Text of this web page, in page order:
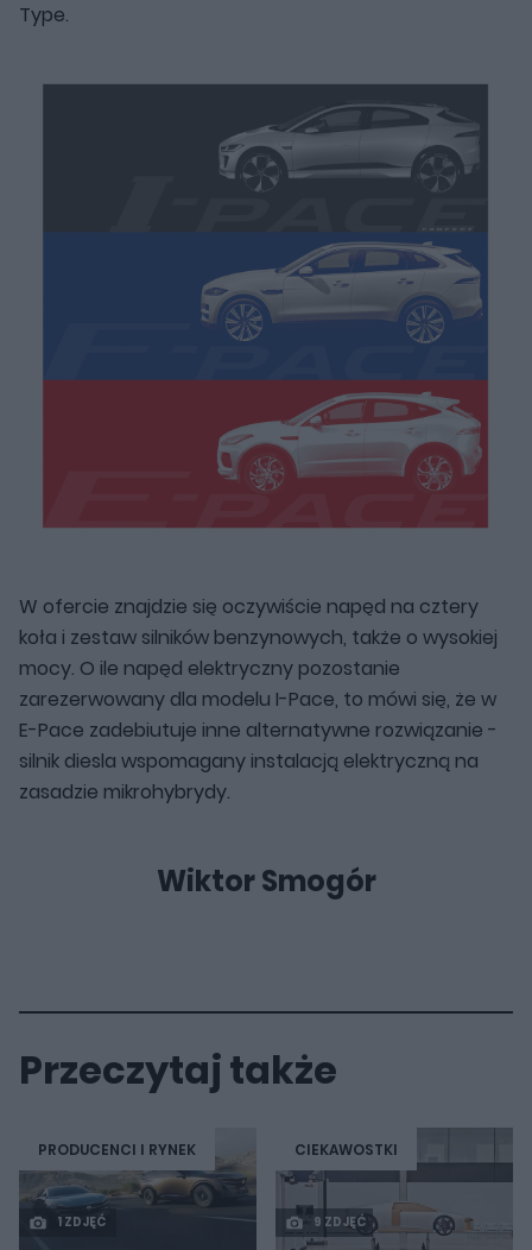
Type.
W ofercie znajdzie się oczywiście napęd na cztery
koła i zestaw silników benzynowych, także o wysokiej
mocy. O ile napęd elektryczny pozostanie
zarezerwowany dla modelu I-Pace, to mówi się, że w
E-Pace zadebiutuje inne alternatywne rozwiązanie -
silnik diesla wspomagany instalacją elektryczną na
zasadzie mikrohybrydy.
Wiktor Smogór
Przeczytaj także
PRODUCENCI I RYNEK
1 ZDJĘĆ
CIEKAWOSTKI
9 ZDJĘĆ